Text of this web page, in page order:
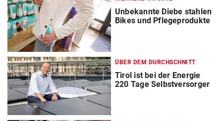
Unbekannte Diebe stahlen
Bikes und Pflegeprodukte
ÜBER DEM DURCHSCHNITT
Tirol ist bei der Energie
220 Tage Selbstversorger